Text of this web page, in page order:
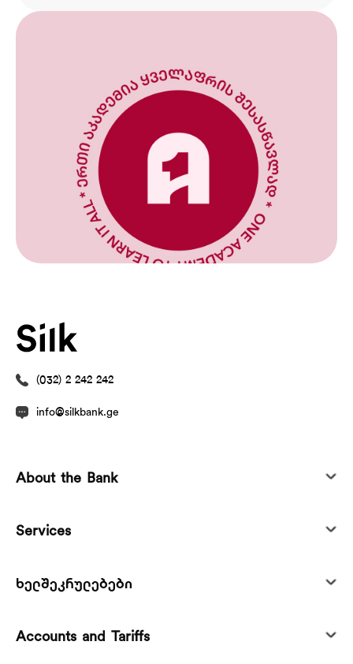
(032) 2 242 242
info@silkbank.ge
About the Bank
Services
ხელშეკრულებები
Accounts and Tariffs